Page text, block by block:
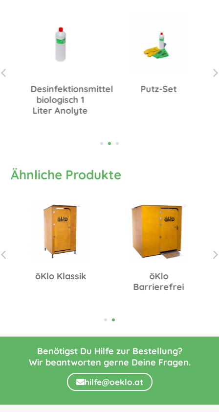
Desinfektionsmittel
biologisch 1
Liter Anolyte
Putz-Set
Ähnliche Produkte
öKlo Klassik
öKlo
Barrierefrei
Benötigst Du Hilfe zur Bestellung?
Wir beantworten gerne Deine Fragen.
hilfe@oeklo.at